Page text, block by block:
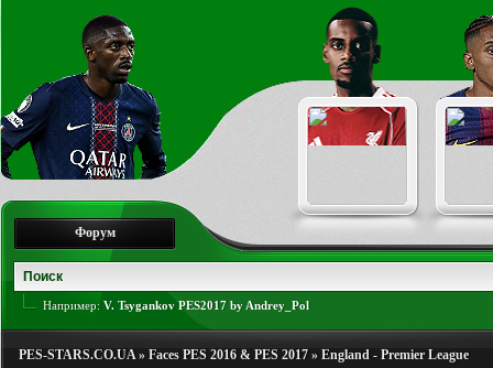
Форум
Например: V. Tsygankov PES2017 by Andrey_Pol
PES-STARS.CO.UA» Faces PES 2016 & PES 2017 » England - Premier League